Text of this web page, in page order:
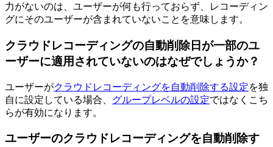
力がないのは、ユーザーが何も行っておらず、レコーディン
グにそのユーザーが含まれていないことを意味します。
クラウドレコーディングの自動削除日が一部のユ
ーザーに適用されていないのはなぜでしょうか？
ユーザーがクラウドレコーディングを自動削除する設定を独
自に設定している場合、 グループレベルの設定ではなくこち
らが有効になります。
ユーザーのクラウドレコーディングを自動削除す